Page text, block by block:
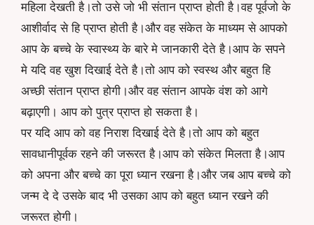
महिला देखती है।तो उसे जो भी संतान प्राप्त होती है।वह पूर्वजो के
आशीर्वाद से हि प्राप्त होती है।और वह संकेत के माध्यम से आपको
आप के बच्चे के स्वास्थ्य के बारे मे जानकारी देते है।आप के सपने
मे यदि वह खुश दिखाई देते है।तो आप को स्वस्थ और बहुत हि
अच्छी संतान प्राप्त होगी।और वह संतान आपके वंश को आगे
बढ़ाएगी। आप को पुत्र प्राप्त हो सकता है।
पर यदि आप को वह निराश दिखाई देते है।तो आप को बहुत
सावधानीपूर्वक रहने की जरूरत है।आप को संकेत मिलता है।आप
को अपना और बच्चे का पूरा ध्यान रखना है।और जब आप बच्चे को
जन्म दे दे उसके बाद भी उसका आप को बहुत ध्यान रखने की
जरूरत होगी।